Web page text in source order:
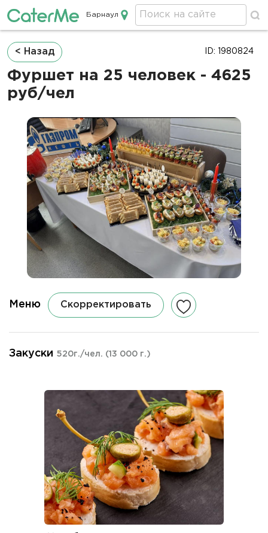
Кейтеринг в Барнауле
Барнаул
Строка
навигации
< Назад
Фуршет на 25 человек - 4625
руб/чел
ID: 1980824
Меню Скорректировать
Закуски 520г./чел. (13 000 г.)